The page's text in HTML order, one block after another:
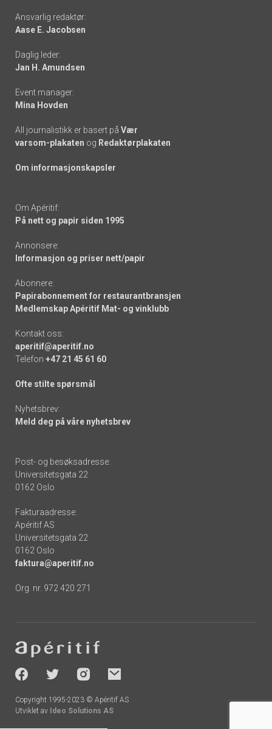
Footer
-
links
Ansvarlig redaktør:
Aase E. Jacobsen
Daglig leder:
Jan H. Amundsen
Event manager:
Mina Hovden
All journalistikk er basert på Vær
varsom-plakaten og Redaktørplakaten
Om informasjonskapsler
Om Apéritif:
På nett og papir siden 1995
Annonsere:
Informasjon og priser nett/papir
Abonnere:
Papirabonnement for restaurantbransjen
Medlemskap Apéritif Mat- og vinklubb
Kontakt oss:
aperitif@aperitif.no
Telefon +47 21 45 61 60
Ofte stilte spørsmål
Nyhetsbrev:
Meld deg på våre nyhetsbrev
Post- og besøksadresse:
Universitetsgata 22
0162 Oslo
Fakturaadresse:
Apéritif AS
Universitetsgata 22
0162 Oslo
faktura@aperitif.no
Org. nr. 972 420 271
-
socials
Copyright 1995-2023 © Apéritif AS
Utviklet av Ideo Solutions AS